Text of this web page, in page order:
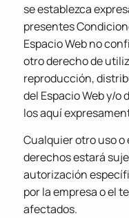
se establezca
presentes
Espacio Web no
otro derecho de
reproducción,
del Espacio Web y/o
los aquí
Cualquier otro uso
derechos estará
autorización
por la empresa o el
afectados.